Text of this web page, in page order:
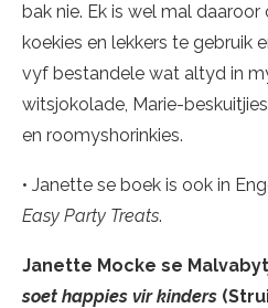
bak nie. Ek is wel mal
koekies en lekkers te gebruik
vyf bestandele wat altyd in
witsjokolade, Marie-
en roomyshorinkies.
• Janette se boek is ook in
Easy Party Treats.
Janette Mocke se
soet happies vir kinders